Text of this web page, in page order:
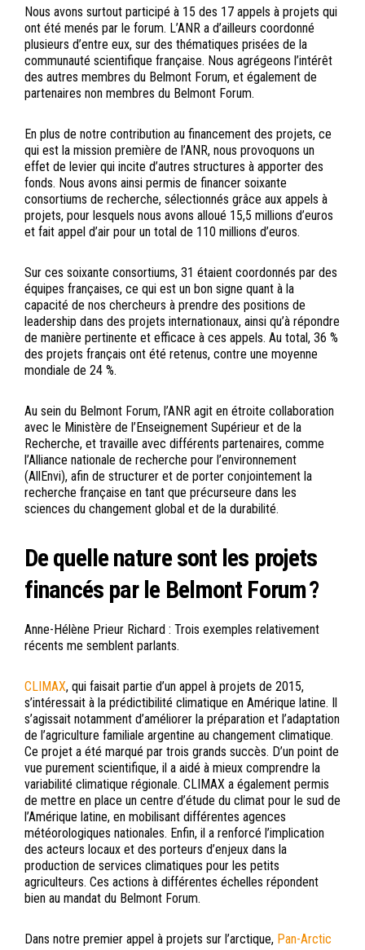
Nous avons surtout participé à 15 des 17 appels à projets qui
ont été menés par le forum. L’ANR a d’ailleurs coordonné
plusieurs d’entre eux, sur des thématiques prisées de la
communauté scientifique française. Nous agrégeons l’intérêt
des autres membres du Belmont Forum, et également de
partenaires non membres du Belmont Forum.
En plus de notre contribution au financement des projets, ce
qui est la mission première de l’ANR, nous provoquons un
effet de levier qui incite d’autres structures à apporter des
fonds. Nous avons ainsi permis de financer soixante
consortiums de recherche, sélectionnés grâce aux appels à
projets, pour lesquels nous avons alloué 15,5 millions d’euros
et fait appel d’air pour un total de 110 millions d’euros.
Sur ces soixante consortiums, 31 étaient coordonnés par des
équipes françaises, ce qui est un bon signe quant à la
capacité de nos chercheurs à prendre des positions de
leadership dans des projets internationaux, ainsi qu’à répondre
de manière pertinente et efficace à ces appels. Au total, 36 %
des projets français ont été retenus, contre une moyenne
mondiale de 24 %.
Au sein du Belmont Forum, l’ANR agit en étroite collaboration
avec le Ministère de l’Enseignement Supérieur et de la
Recherche, et travaille avec différents partenaires, comme
l’Alliance nationale de recherche pour l’environnement
(AllEnvi), afin de structurer et de porter conjointement la
recherche française en tant que précurseure dans les
sciences du changement global et de la durabilité.
De quelle nature sont les projets
financés par le Belmont Forum ?
Anne-Hélène Prieur Richard : Trois exemples relativement
récents me semblent parlants.
CLIMAX, qui faisait partie d’un appel à projets de 2015,
s’intéressait à la prédictibilité climatique en Amérique latine. Il
s’agissait notamment d’améliorer la préparation et l’adaptation
de l’agriculture familiale argentine au changement climatique.
Ce projet a été marqué par trois grands succès. D’un point de
vue purement scientifique, il a aidé à mieux comprendre la
variabilité climatique régionale. CLIMAX a également permis
de mettre en place un centre d’étude du climat pour le sud de
l’Amérique latine, en mobilisant différentes agences
météorologiques nationales. Enfin, il a renforcé l’implication
des acteurs locaux et des porteurs d’enjeux dans la
production de services climatiques pour les petits
agriculteurs. Ces actions à différentes échelles répondent
bien au mandat du Belmont Forum.
Dans notre premier appel à projets sur l’arctique, Pan-Arctic